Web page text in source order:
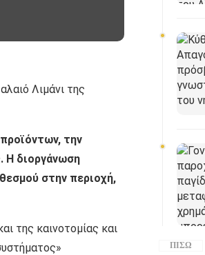
Λιμάνι της
την
Η διοργάνωση
στην περιοχή,
της καινοτομίας και
ΠΊΣΩ